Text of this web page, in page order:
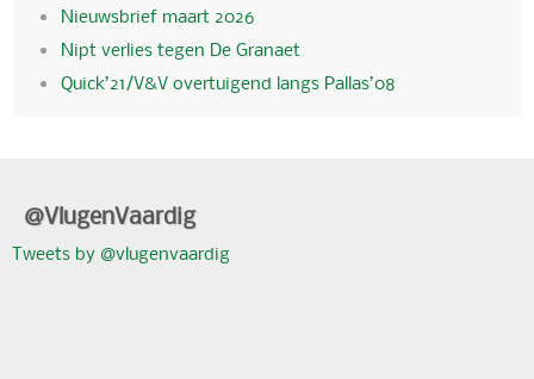
Nieuwsbrief maart 2026
Nipt verlies tegen De Granaet
Quick’21/V&V overtuigend langs Pallas’08
@VlugenVaardig
Tweets by @vlugenvaardig